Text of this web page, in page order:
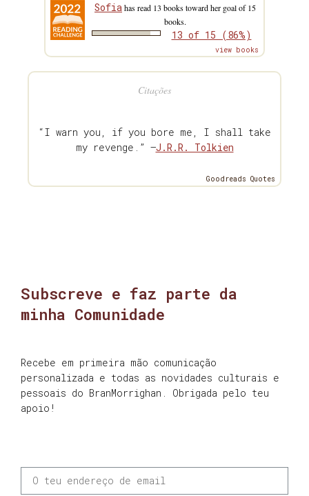
Sofiahas read 13 books toward her goal of 15
books.
13 of 15 (86%)
view books
Citações
“I warn you, if you bore me, I shall take
my revenge.” —J.R.R. Tolkien
Goodreads Quotes
Subscreve e faz parte da
minha Comunidade
Recebe em primeira mão comunicação
personalizada e todas as novidades culturais e
pessoais do BranMorrighan. Obrigada pelo teu
apoio!